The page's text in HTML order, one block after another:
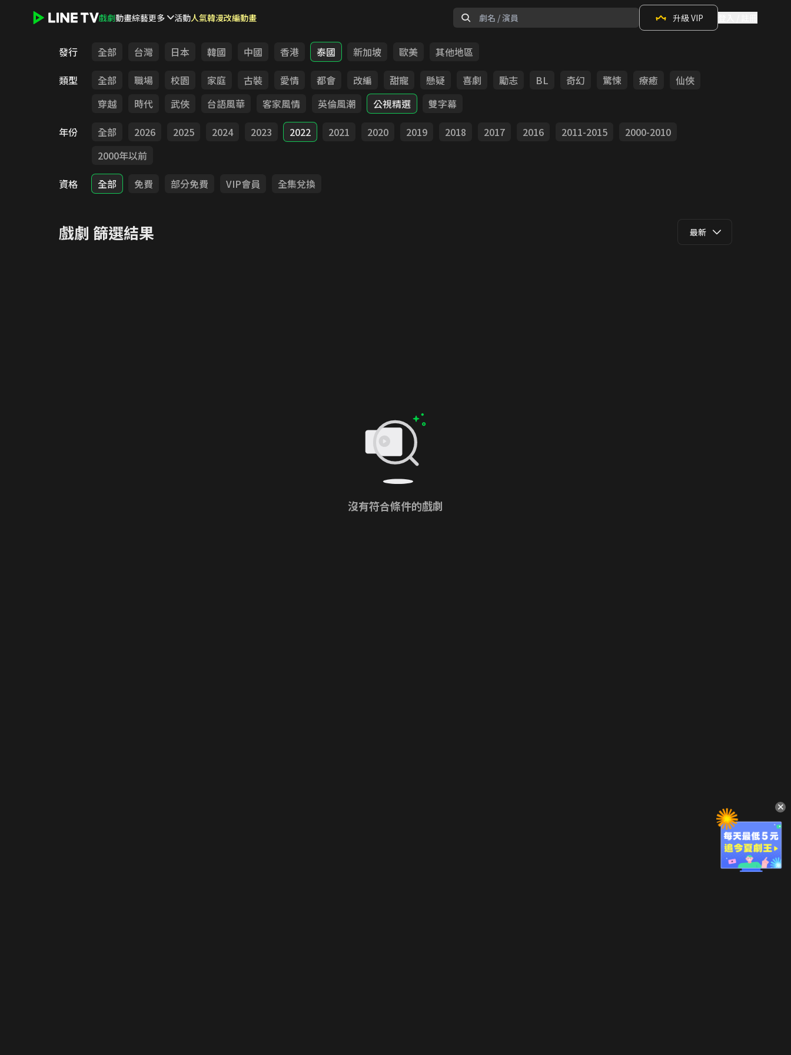
戲劇動畫綜藝更多 活動人氣韓漫改編動畫 升級 VIP
發行 全部 台灣 日本 韓國 中國 香港 泰國 新加坡 歐美
其他地區
類型
全部 職場 校園 家庭 古裝 愛情 都會 改編 甜寵 懸疑 喜劇 勵志 BL 奇幻 驚悚 療癒
仙俠
穿越
時代 武俠 台語風華 客家風情 英倫風潮 公視精選
雙字幕
年份
全部 2026 2025 2024 2023 2022 2021 2020 2019 2018 2017 2016 2011-2015
2000-2010
2000年以前
資格
全部 免費 部分免費 VIP會員 全集兌換
戲劇 篩選結果 最新
沒有符合條件的戲劇